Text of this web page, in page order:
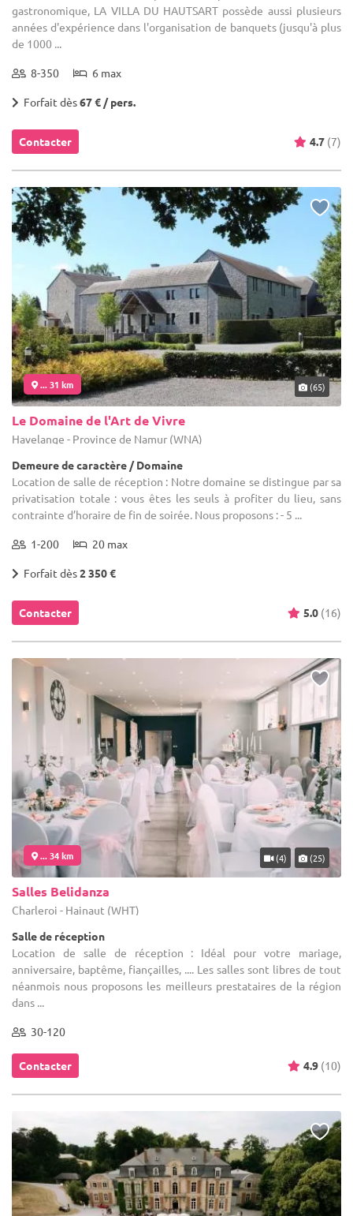
gastronomique, LA VILLA DU HAUTSART possède aussi plusieurs
années d'expérience dans l'organisation de banquets (jusqu'à plus
de 1000 ...
8-350 6 max
Forfait dès67 € / pers.
Contacter 4.7 (7)
... 31 km (65)
Le Domaine de l'Art de Vivre
Havelange - Province de Namur (WNA)
Demeure de caractère / Domaine
Location de salle de réception : Notre domaine se distingue par sa
privatisation totale : vous êtes les seuls à profiter du lieu, sans
contrainte d’horaire de fin de soirée. Nous proposons : - 5 ...
1-200 20 max
Forfait dès2 350 €
Contacter 5.0 (16)
... 34 km (4) (25)
Salles Belidanza
Charleroi - Hainaut (WHT)
Salle de réception
Location de salle de réception : Idéal pour votre mariage,
anniversaire, baptême, fiançailles, .... Les salles sont libres de tout
néanmois nous proposons les meilleurs prestataires de la région
dans ...
30-120
Contacter 4.9 (10)